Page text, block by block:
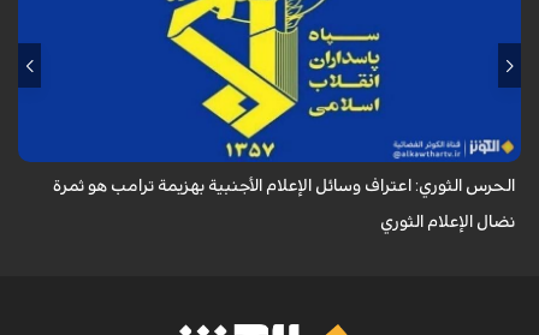
أكد الحرس الثوري في بيان له بمناسبة يوم الصحفي، وذكرى استشهاد الصحفي
محمود صارمي، أن اعتراف وسائل الإعلام الأجنبية بهزيمة ترامب هو ثمرة نضال
الحرس الثوري: اعتراف وسائل الإعلام الأجنبية بهزيمة ترامب هو ثمرة
نضال الإعلام الثوري